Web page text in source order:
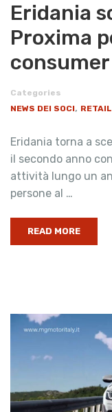
Eridania
Proxima
Categories
NEWS DEI SOCI,
Eridania torna a
il secondo anno
attività lungo un
persone al …
READ MORE